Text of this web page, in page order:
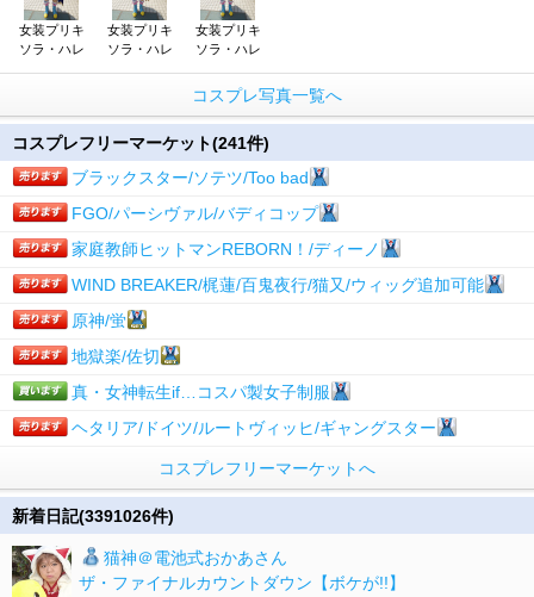
女装プリキ
ソラ・ハレ
女装プリキ
ソラ・ハレ
女装プリキ
ソラ・ハレ
コスプレ写真一覧へ
コスプレフリーマーケット(241件)
ブラックスター/ソテツ/Too bad
FGO/パーシヴァル/バディコップ
家庭教師ヒットマンREBORN！/ディーノ
WIND BREAKER/梶蓮/百鬼夜行/猫又/ウィッグ追加可能
原神/蛍
地獄楽/佐切
真・女神転生if…コスパ製女子制服
ヘタリア/ドイツ/ルートヴィッヒ/ギャングスター
コスプレフリーマーケットへ
新着日記(3391026件)
猫神＠電池式おかあさん
ザ・ファイナルカウントダウン【ボケが!!】